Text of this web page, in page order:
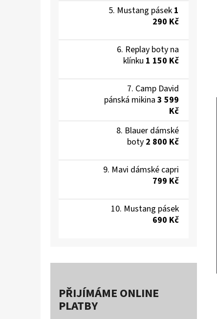
Mustang pásek 1
290 Kč
Replay boty na
klínku 1 150 Kč
Camp David
pánská mikina 3 599
Kč
Blauer dámské
boty 2 800 Kč
Mavi dámské capri
799 Kč
Mustang pásek
690 Kč
PŘIJÍMÁME ONLINE
PLATBY